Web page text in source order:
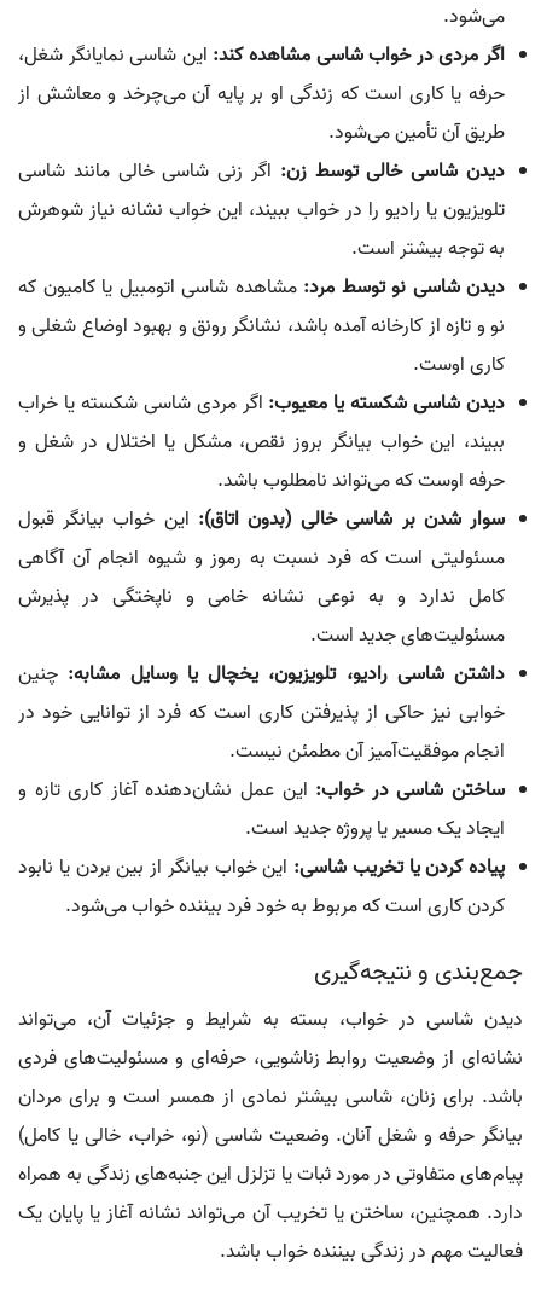
می‌شود.
اگر مردی در خواب شاسی مشاهده کند: این شاسی نمایانگر شغل،
حرفه یا کاری است که زندگی او بر پایه آن می‌چرخد و معاشش از
طریق آن تأمین می‌شود.
دیدن شاسی خالی توسط زن: اگر زنی شاسی خالی مانند شاسی
تلویزیون یا رادیو را در خواب ببیند، این خواب نشانه نیاز شوهرش
به توجه بیشتر است.
دیدن شاسی نو توسط مرد:مشاهده شاسی اتومبیل یا کامیون که
نو و تازه از کارخانه آمده باشد، نشانگر رونق و بهبود اوضاع شغلی و
کاری اوست.
دیدن شاسی شکسته یا معیوب: اگر مردی شاسی شکسته یا خراب
ببیند، این خواب بیانگر بروز نقص، مشکل یا اختلال در شغل و
حرفه اوست که می‌تواند نامطلوب باشد.
سوار شدن بر شاسی خالی (بدون اتاق): این خواب بیانگر قبول
مسئولیتی است که فرد نسبت به رموز و شیوه انجام آن آگاهی
کامل ندارد و به نوعی نشانه خامی و ناپختگی در پذیرش
مسئولیت‌های جدید است.
داشتن شاسی رادیو، تلویزیون، یخچال یا وسایل مشابه: چنین
خوابی نیز حاکی از پذیرفتن کاری است که فرد از توانایی خود در
انجام موفقیت‌آمیز آن مطمئن نیست.
ساختن شاسی در خواب: این عمل نشان‌دهنده آغاز کاری تازه و
ایجاد یک مسیر یا پروژه جدید است.
پیاده کردن یا تخریب شاسی: این خواب بیانگر از بین بردن یا نابود
کردن کاری است که مربوط به خود فرد بیننده خواب می‌شود.
جمع‌بندی و نتیجه‌گیری
دیدن شاسی در خواب، بسته به شرایط و جزئیات آن، می‌تواند
نشانه‌ای از وضعیت روابط زناشویی، حرفه‌ای و مسئولیت‌های فردی
باشد. برای زنان، شاسی بیشتر نمادی از همسر است و برای مردان
بیانگر حرفه و شغل آنان. وضعیت شاسی (نو، خراب، خالی یا کامل)
پیام‌های متفاوتی در مورد ثبات یا تزلزل این جنبه‌های زندگی به همراه
دارد. همچنین، ساختن یا تخریب آن می‌تواند نشانه آغاز یا پایان یک
فعالیت مهم در زندگی بیننده خواب باشد.